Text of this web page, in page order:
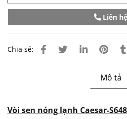
Liên hệ
Chia sẻ:
Mô tả
Vòi sen nóng lạnh Caesar-